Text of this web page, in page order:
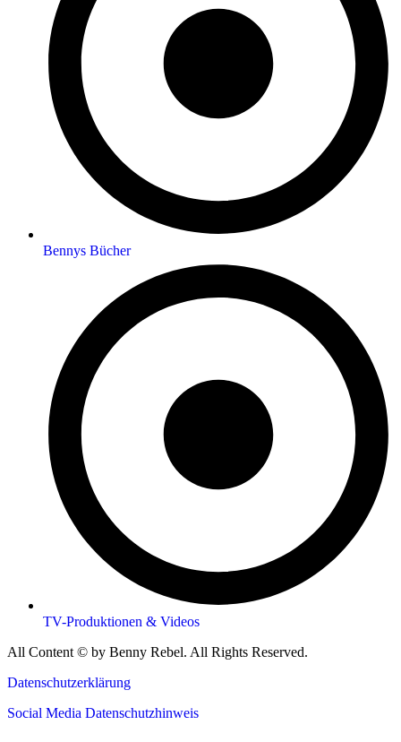
Bennys Bücher
TV-Produktionen & Videos
All Content © by Benny Rebel. All Rights Reserved.
Datenschutzerklärung
Social Media Datenschutzhinweis